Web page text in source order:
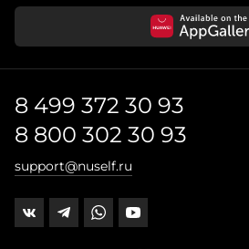
8 499 372 30 93
8 800 302 30 93
support@nuself.ru